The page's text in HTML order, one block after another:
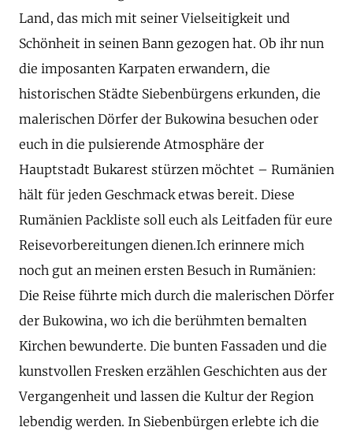
Land, das mich mit seiner Vielseitigkeit und
Schönheit in seinen Bann gezogen hat. Ob ihr nun
die imposanten Karpaten erwandern, die
historischen Städte Siebenbürgens erkunden, die
malerischen Dörfer der Bukowina besuchen oder
euch in die pulsierende Atmosphäre der
Hauptstadt Bukarest stürzen möchtet – Rumänien
hält für jeden Geschmack etwas bereit. Diese
Rumänien Packliste soll euch als Leitfaden für eure
Reisevorbereitungen dienen.Ich erinnere mich
noch gut an meinen ersten Besuch in Rumänien:
Die Reise führte mich durch die malerischen Dörfer
der Bukowina, wo ich die berühmten bemalten
Kirchen bewunderte. Die bunten Fassaden und die
kunstvollen Fresken erzählen Geschichten aus der
Vergangenheit und lassen die Kultur der Region
lebendig werden. In Siebenbürgen erlebte ich die